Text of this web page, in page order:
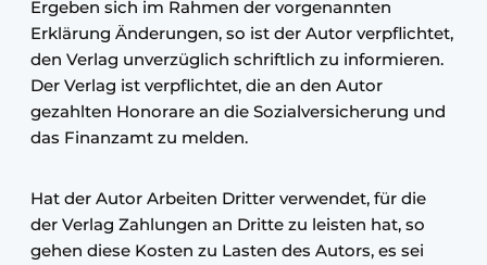
Ergeben sich im Rahmen der vorgenannten
Erklärung Änderungen, so ist der Autor verpflichtet,
den Verlag unverzüglich schriftlich zu informieren.
Der Verlag ist verpflichtet, die an den Autor
gezahlten Honorare an die Sozialversicherung und
das Finanzamt zu melden.
Hat der Autor Arbeiten Dritter verwendet, für die
der Verlag Zahlungen an Dritte zu leisten hat, so
gehen diese Kosten zu Lasten des Autors, es sei